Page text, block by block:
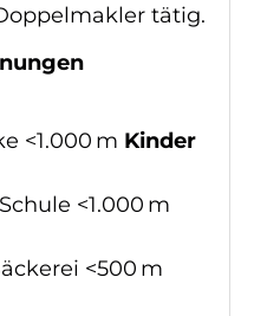
tätig.
<1.000 m Kinder
<1.000 m
<500 m